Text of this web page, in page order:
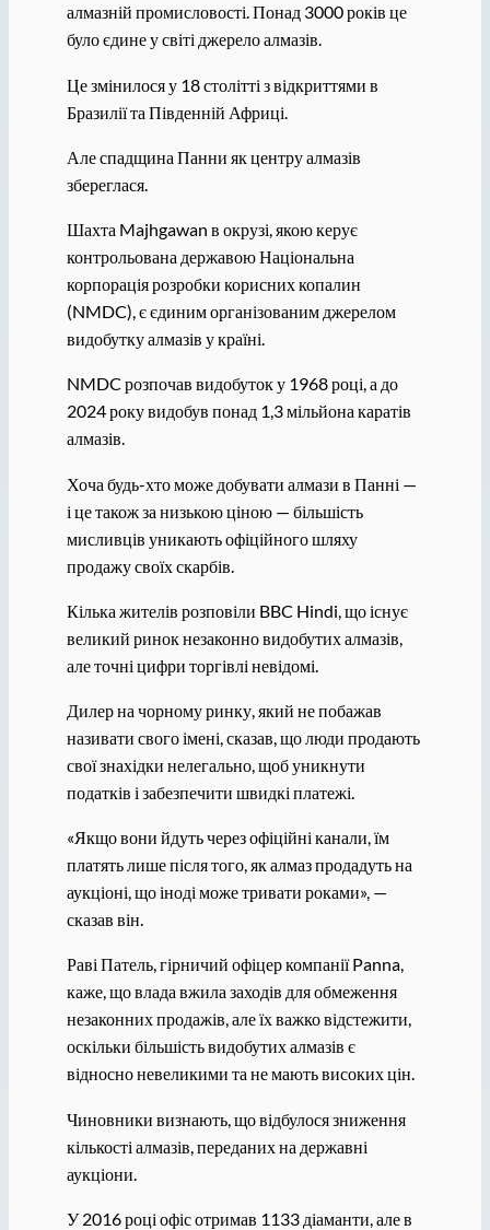
алмазній промисловості. Понад 3000 років це
було єдине у світі джерело алмазів.
Це змінилося у 18 столітті з відкриттями в
Бразилії та Південній Африці.
Але спадщина Панни як центру алмазів
збереглася.
Шахта Majhgawan в окрузі, якою керує
контрольована державою Національна
корпорація розробки корисних копалин
(NMDC), є єдиним організованим джерелом
видобутку алмазів у країні.
NMDC розпочав видобуток у 1968 році, а до
2024 року видобув понад 1,3 мільйона каратів
алмазів.
Хоча будь-хто може добувати алмази в Панні —
і це також за низькою ціною — більшість
мисливців уникають офіційного шляху
продажу своїх скарбів.
Кілька жителів розповіли BBC Hindi, що існує
великий ринок незаконно видобутих алмазів,
але точні цифри торгівлі невідомі.
Дилер на чорному ринку, який не побажав
називати свого імені, сказав, що люди продають
свої знахідки нелегально, щоб уникнути
податків і забезпечити швидкі платежі.
«Якщо вони йдуть через офіційні канали, їм
платять лише після того, як алмаз продадуть на
аукціоні, що іноді може тривати роками», —
сказав він.
Раві Патель, гірничий офіцер компанії Panna,
каже, що влада вжила заходів для обмеження
незаконних продажів, але їх важко відстежити,
оскільки більшість видобутих алмазів є
відносно невеликими та не мають високих цін.
Чиновники визнають, що відбулося зниження
кількості алмазів, переданих на державні
аукціони.
У 2016 році офіс отримав 1133 діаманти, але в